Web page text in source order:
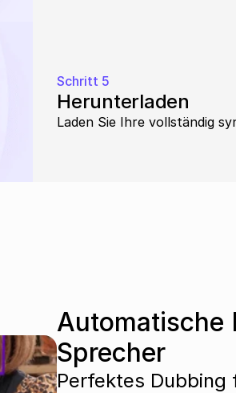
Schritt 5
Herunterladen
Laden Sie Ihre vollständig
Automatische
Sprecher
Perfektes Dubbing